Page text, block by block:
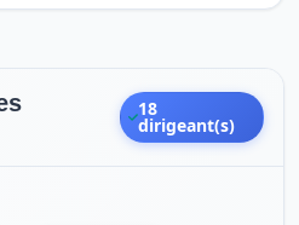
18
dirigeant(s)